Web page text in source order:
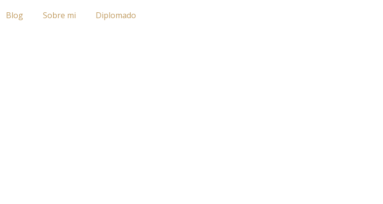
Blog Sobre mi Diplomado